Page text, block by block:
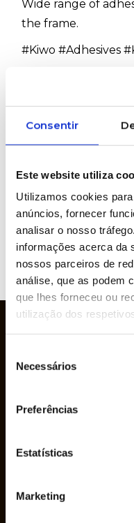
Consentir
Este website utiliza
Utilizamos cookies
anúncios, fornecer
analisar o nosso
informações acerca da
nossos parceiros de
análise, que as podem
que lhes forneceu ou
utilização dos
Necessários
Preferências
Estatísticas
Marketing
Wide range of
the frame.
#Kiwo #Adhesives
Brands
VIEW
WEBSITE
The company Ruy
founded in 1950 by
own name, as a